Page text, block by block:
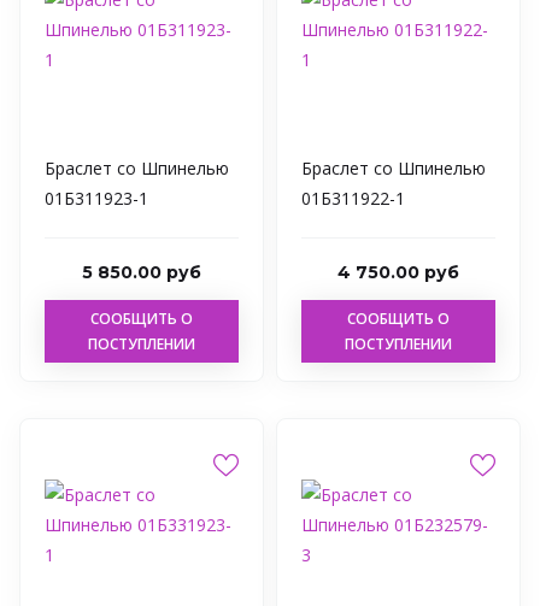
Браслет со Шпинелью
01Б311923-1
5 850.00 руб
СООБЩИТЬ О
ПОСТУПЛЕНИИ
Браслет со Шпинелью
01Б311922-1
4 750.00 руб
СООБЩИТЬ О
ПОСТУПЛЕНИИ